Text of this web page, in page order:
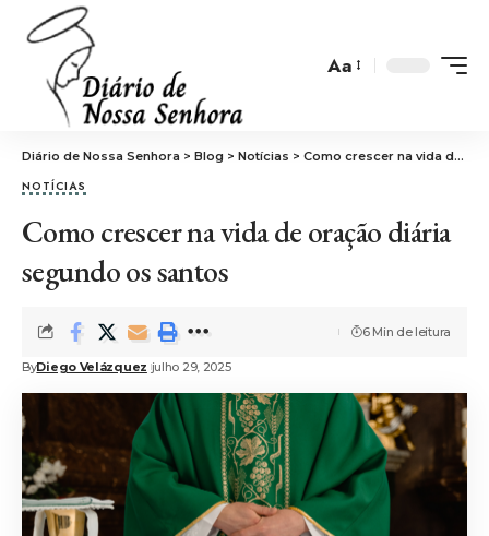
Font
Aa
Diário de Nossa Senhora > Blog > Notícias > Como crescer na vida de oração diária segundo os santos
NOTÍCIAS
Como crescer na vida de oração diária
segundo os santos
ByDiego Velázquez julho 29, 2025
6 Min de leitura